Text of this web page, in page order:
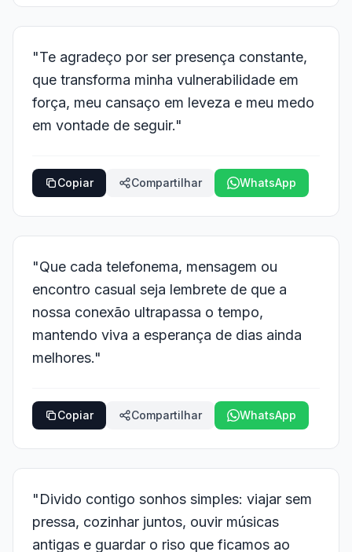
"Te agradeço por ser presença constante,
que transforma minha vulnerabilidade em
força, meu cansaço em leveza e meu medo
em vontade de seguir."
Copiar Compartilhar WhatsApp
"Que cada telefonema, mensagem ou
encontro casual seja lembrete de que a
nossa conexão ultrapassa o tempo,
mantendo viva a esperança de dias ainda
melhores."
Copiar Compartilhar WhatsApp
"Divido contigo sonhos simples: viajar sem
pressa, cozinhar juntos, ouvir músicas
antigas e guardar o riso que ficamos ao